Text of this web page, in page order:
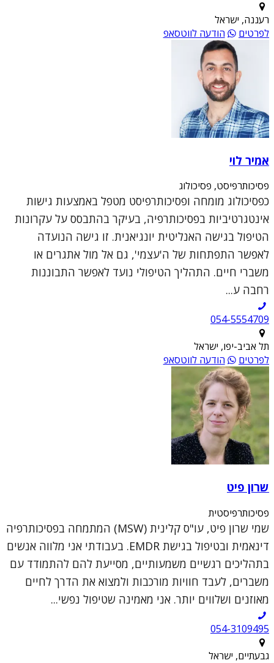
רעננה, ישראל
לפרטים
הודעה לווטסאפ
אמיר לוי
פסיכותרפיסט, פסיכולוג
כפסיכולוג מומחה ופסיכותרפיסט מטפל באמצעות גישות
אינטגרטיביות בפסיכותרפיה, בעיקר בהתבסס על עקרונות
הטיפול בגישה האנליטית יונגיאנית. זו גישה הנועדה
לאפשר התפתחות של ה'עצמי', גם אל מול אתגרים או
משברי חיים. התהליך הטיפולי נועד לאפשר התבוננות
רחבה ע...
054-5554709
תל אביב-יפו, ישראל
לפרטים
הודעה לווטסאפ
שרון פיט
פסיכותרפיסטית
שמי שרון פיט, עו"ס קלינית (MSW) המתמחה בפסיכותרפיה
דינאמית ובטיפול בגישת EMDR. בעבודתי אני מלווה אנשים
בתהליכים רגשיים משמעותיים, מסייעת להם להתמודד עם
משברים, לעבד חוויות מורכבות ולמצוא את הדרך לחיים
מאוזנים ושלווים יותר. אני מאמינה שטיפול נפשי...
054-3109495
גבעתיים, ישראל